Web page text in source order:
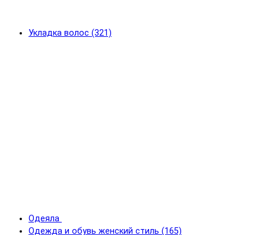
Укладка волос (321)
Одеяла
Одежда и обувь женский стиль (165)